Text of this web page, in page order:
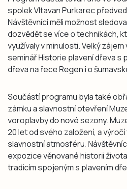
spolek Vltavan Purkarec
Návštěvníci měli možnost
dozvědět se více o technikách,
využívaly v minulosti. Velký
seminář Historie plavení dřeva s
dřeva na řece Regen i o
Součástí programu byla také
zámku a slavnostní otevření
voroplavby do nové sezony.
20 let od svého založení, a
slavnostní atmosféru.
expozice věnované historii
tradicím spojeným s plavením